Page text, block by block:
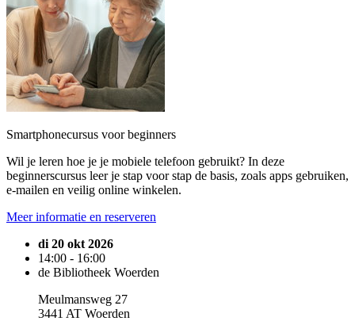
Smartphonecursus voor beginners
Wil je leren hoe je je mobiele telefoon gebruikt? In deze
beginnerscursus leer je stap voor stap de basis, zoals apps gebruiken,
e-mailen en veilig online winkelen.
Meer informatie en reserveren
di 20 okt 2026
14:00 - 16:00
de Bibliotheek Woerden
Meulmansweg 27
3441 AT Woerden